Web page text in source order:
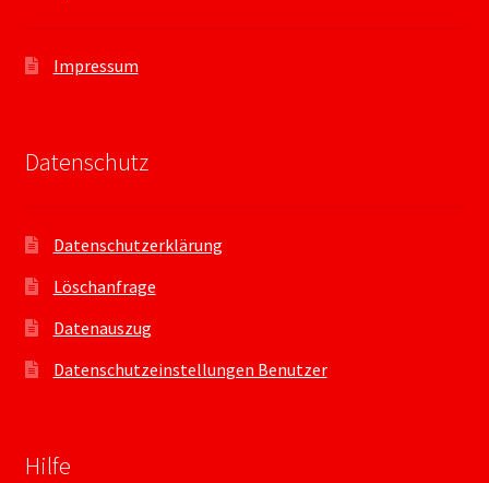
Impressum
Datenschutz
Datenschutzerklärung
Löschanfrage
Datenauszug
Datenschutzeinstellungen Benutzer
Hilfe